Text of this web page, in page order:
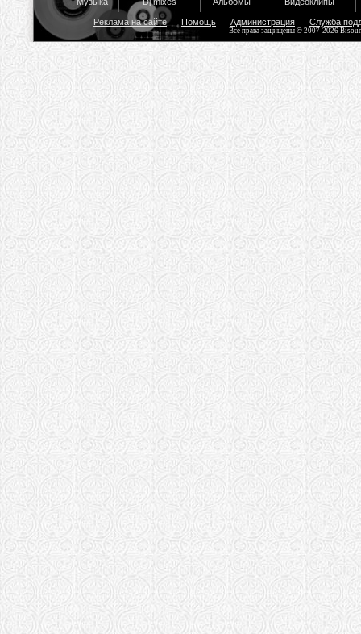
Реклама на сайте Помощь Администрация Служба
Все права защищены © 2007-2026